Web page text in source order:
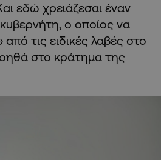
εδώ χρειάζεσαι έναν
ο οποίος να
τις ειδικές λαβές στο
στο κράτημα της